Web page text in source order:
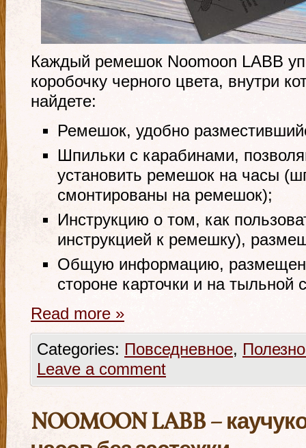
Каждый ремешок Noomoon LABB
коробочку черного цвета, внутри
найдете:
Ремешок, удобно
Шпильки с карабинами,
установить ремешок на часы
смонтированы на ремешок);
Инструкцию о том, как
инструкцией к ремешку),
Общую информацию,
стороне карточки и на тыльной
Read more »
Categories: Повседневное,
Leave a comment
NOOMOON LABB –